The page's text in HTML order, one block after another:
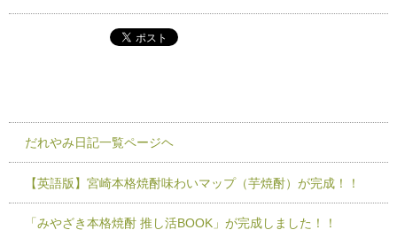
だれやみ日記一覧ページヘ
【英語版】宮崎本格焼酎味わいマップ（芋焼酎）が完成！！
「みやざき本格焼酎 推し活BOOK」が完成しました！！